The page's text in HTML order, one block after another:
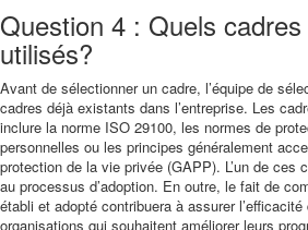
Question 4 : Quels
utilisés?
Avant de sélectionner un cadre, l’équipe de
cadres déjà existants dans l’entreprise. Les
inclure la norme ISO 29100, les normes de
personnelles ou les principes généralement
protection de la vie privée (GAPP). L’un de ces
au processus d’adoption. En outre, le fait de
établi et adopté contribuera à assurer
organisations qui souhaitent améliorer leurs